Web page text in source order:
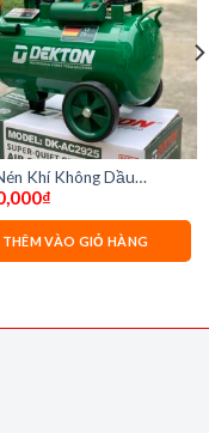
Khí Không Dầu
DK-AC2925
₫
THÊM VÀO GIỎ HÀNG